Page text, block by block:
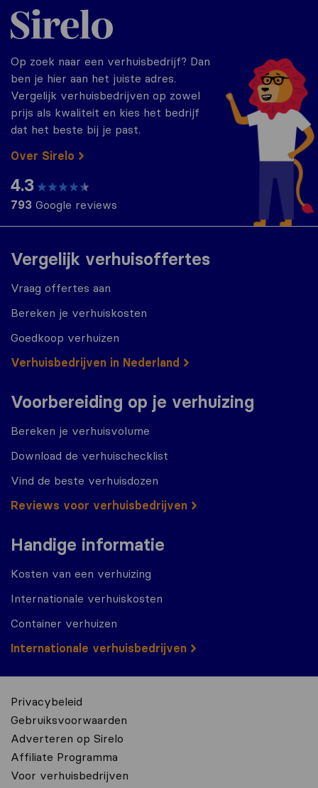
Vergelijk verhuisoffertes
Vraag offertes aan
Bereken je verhuiskosten
Goedkoop verhuizen
Verhuisbedrijven in Nederland
Voorbereiding op je verhuizing
Bereken je verhuisvolume
Download de verhuischecklist
Vind de beste verhuisdozen
Reviews voor verhuisbedrijven
Handige informatie
Kosten van een verhuizing
Internationale verhuiskosten
Container verhuizen
Internationale verhuisbedrijven
Sirelo.nl
Op zoek naar een verhuisbedrijf? Dan
ben je hier aan het juiste adres.
Vergelijk verhuisbedrijven op zowel
prijs als kwaliteit en kies het bedrijf
dat het beste bij je past.
Over Sirelo
4.3
793 Google reviews
Privacybeleid
Gebruiksvoorwaarden
Adverteren op Sirelo
Affiliate Programma
Voor verhuisbedrijven